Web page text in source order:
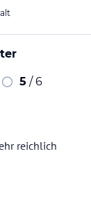
5 / 6
reichlich